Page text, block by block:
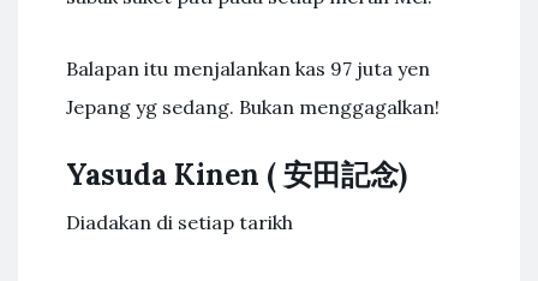
Balapan itu menjalankan kas 97 juta yen
Jepang yg sedang. Bukan menggagalkan!
Yasuda Kinen ( 安田記念)
Diadakan di setiap tarikh